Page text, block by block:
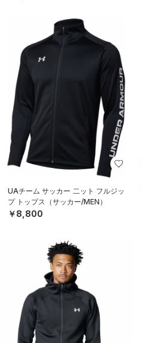
UAチーム サッカー 二ット フルジッ
プ トップス（サッカー/MEN）
￥8,800